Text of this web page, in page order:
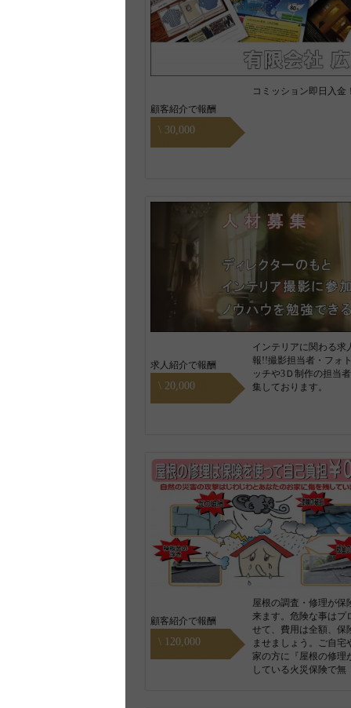
コミッション即日入金
\ 30,000
顧客紹介で報酬
インテリアに関わる求
報!!撮影担当者・フォ
ッチや3Ｄ制作の担当
集しております。
\ 20,000
求人紹介で報酬
屋根の調査・修理が保
来ます。危険な事はプ
せて、費用は全額、保
ませましょう。ご自宅
家の方に『屋根の修理
している火災保険で無
\ 120,000
顧客紹介で報酬